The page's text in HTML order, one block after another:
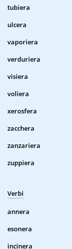
tubiera
ulcera
vaporiera
verduriera
visiera
voliera
xerosfera
zacchera
zanzariera
zuppiera
Verbi
annera
esonera
incinera